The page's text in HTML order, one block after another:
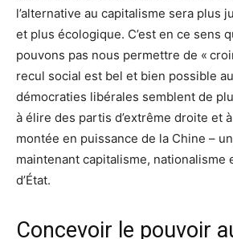
l’alternative au capitalisme sera plus
et plus écologique. C’est en ce sens
pouvons pas nous permettre de «
recul social est bel et bien possible
démocraties libérales semblent de
à élire des partis d’extrême droite et
montée en puissance de la Chine –
maintenant capitalisme, nationalisme
d’État.
Concevoir le pouvoir